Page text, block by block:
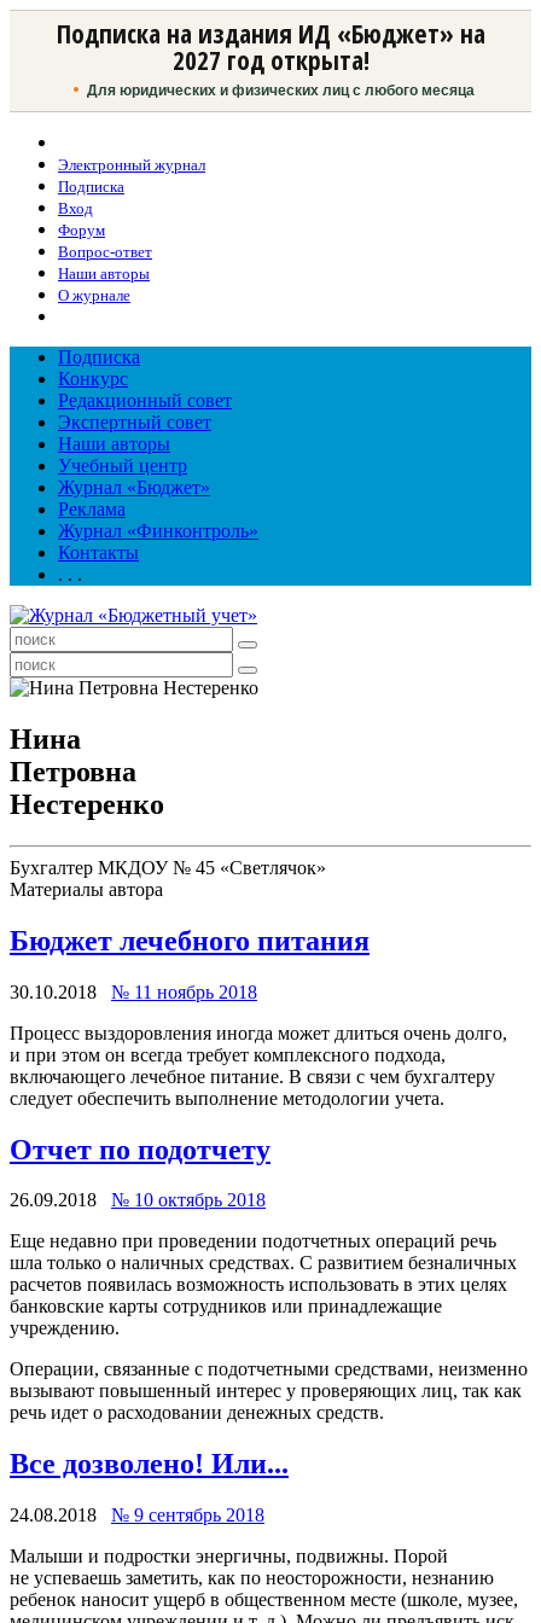
Подписка на издания ИД «Бюджет» на
2027 год открыта!
Для юридических и физических лиц с любого месяца
Электронный журнал
Подписка
Вход
Форум
Вопрос-ответ
Наши авторы
О журнале
Подписка
Конкурс
Редакционный совет
Экспертный совет
Наши авторы
Учебный центр
Журнал «Бюджет»
Реклама
Журнал «Финконтроль»
Контакты
. . .
Нина
Петровна
Нестеренко
Бухгалтер МКДОУ № 45 «Светлячок»
Материалы автора
Бюджет лечебного питания
30.10.2018
№ 11 ноябрь 2018
Процесс выздоровления иногда может длиться очень долго,
и при этом он всегда требует комплексного подхода,
включающего лечебное питание. В связи с чем бухгалтеру
следует обеспечить выполнение методологии учета.
Отчет по подотчету
26.09.2018
№ 10 октябрь 2018
Еще недавно при проведении подотчетных операций речь
шла только о наличных средствах. С развитием безналичных
расчетов появилась возможность использовать в этих целях
банковские карты сотрудников или принадлежащие
учреждению.
Операции, связанные с подотчетными средствами, неизменно
вызывают повышенный интерес у проверяющих лиц, так как
речь идет о расходовании денежных средств.
Все дозволено! Или...
24.08.2018
№ 9 сентябрь 2018
Малыши и подростки энергичны, подвижны. Порой
не успеваешь заметить, как по неосторожности, незнанию
ребенок наносит ущерб в общественном месте (школе, музее,